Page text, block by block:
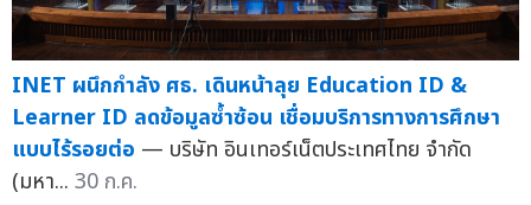
INET ผนึกกำลัง ศธ. เดินหน้าลุย Education ID &
Learner ID ลดข้อมูลซ้ำซ้อน เชื่อมบริการทางการศึกษา
แบบไร้รอยต่อ — บริษัท อินเทอร์เน็ตประเทศไทย จำกัด
(มหา... 30 ก.ค.